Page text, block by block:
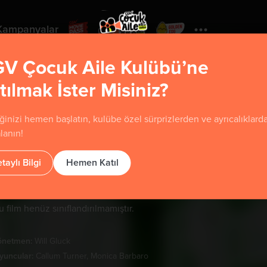
Çocuk Aile Kulübü’ne
İster Misiniz?
hemen başlatın, kulübe özel sürprizlerden ve
Bilgi Hemen Katıl
Bir Gece
Night Only
film henüz sınıflandırılmamıştır.
Callum Turner, Monica Barbaro